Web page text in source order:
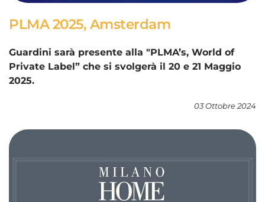
PLMA 2025, Amsterdam
Guardini sarà presente alla "PLMA’s, World of
Private Label” che si svolgerà il 20 e 21 Maggio
2025.
03 Ottobre 2024